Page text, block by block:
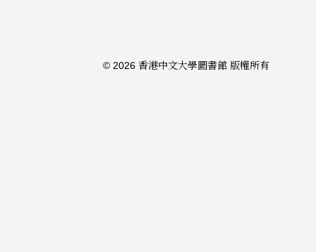
© 2026 香港中文大學圖書館 版權所有